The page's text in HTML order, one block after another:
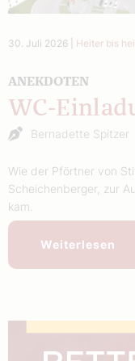
30. Juli 2026 Heiter bis
ANEKDOTEN
WC-
Bernadette Spitzer
Wie der Pförtner von
Scheichenberger, zur
kam.
Weiterlesen